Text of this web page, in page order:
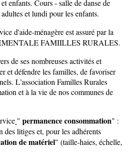
enfants. Cours - salle de danse de
et lundi pour les enfants.
d'aide-ménagère est assuré par la
FAMIILLES RURALES.
de ses nombreuses activités et
et défendre les familles, de favoriser
L'association Familles Rurales
et à la vie de nos communes de
" permanence consommation" :
des litiges et, pour les adhérents
de matériel" (taille-haies, échelle,